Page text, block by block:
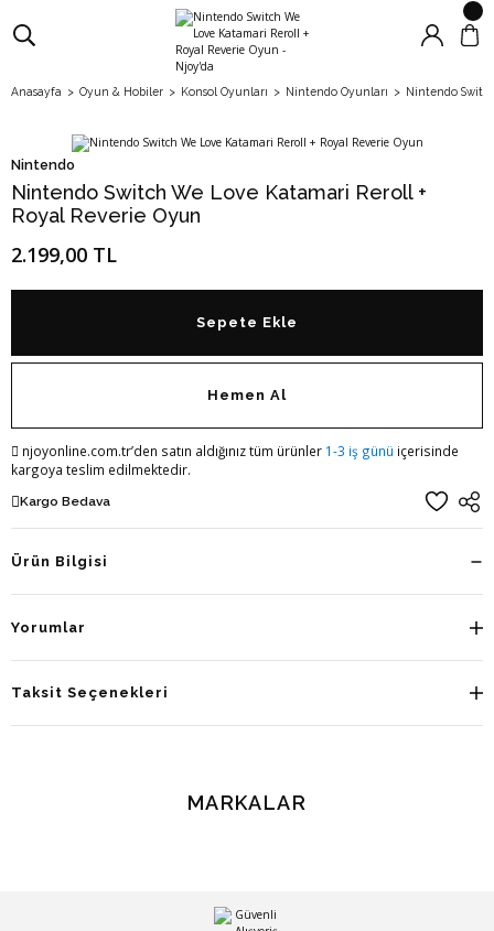
Anasayfa Oyun & Hobiler Konsol Oyunları Nintendo Oyunları Nintendo
Nintendo
Nintendo Switch We Love Katamari Reroll +
Royal Reverie Oyun
2.199,00 TL
Sepete Ekle
Hemen Al
njoyonline.com.tr’den satın aldığınız tüm ürünler 1-3 iş günü içerisinde
kargoya teslim edilmektedir.
Kargo Bedava
Ürün Bilgisi
Yorumlar
Taksit Seçenekleri
MARKALAR